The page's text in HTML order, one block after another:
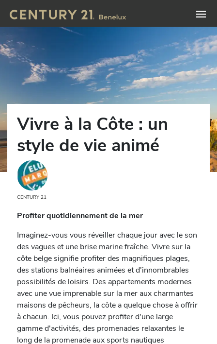
Vivre à la Côte : un
style de vie animé
CENTURY 21
Profiter quotidiennement de la mer
Imaginez-vous vous réveiller chaque jour avec le son
des vagues et une brise marine fraîche. Vivre sur la
côte belge signifie profiter des magnifiques plages,
des stations balnéaires animées et d'innombrables
possibilités de loisirs. Des appartements modernes
avec une vue imprenable sur la mer aux charmantes
maisons de pêcheurs, la côte a quelque chose à offrir
à chacun. Ici, vous pouvez profiter d'une large
gamme d'activités, des promenades relaxantes le
long de la promenade aux sports nautiques